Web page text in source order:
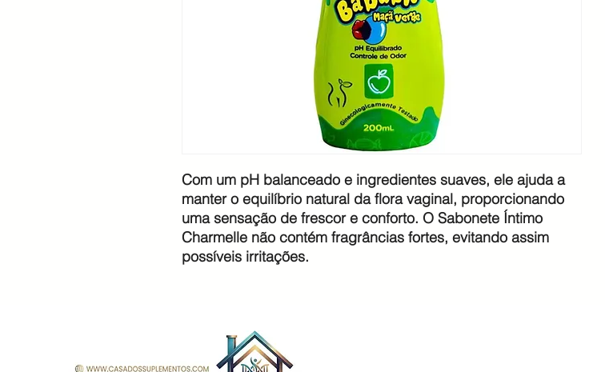
Com um pH balanceado e ingredientes suaves, ele ajuda a
manter o equilíbrio natural da flora vaginal, proporcionando
uma sensação de frescor e conforto. O Sabonete Íntimo
Charmelle não contém fragrâncias fortes, evitando assim
possíveis irritações.